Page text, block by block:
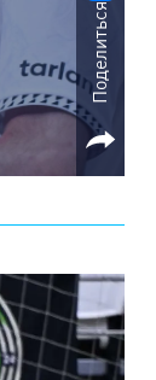
Поделиться